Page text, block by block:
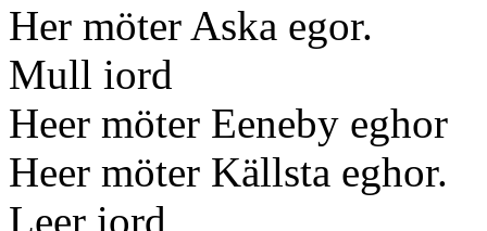
Her möter Aska egor.
Mull iord
Heer möter Eeneby eghor
Heer möter Källsta eghor.
Leer iord